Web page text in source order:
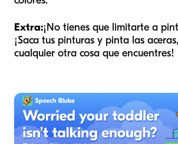
Extra:¡No tienes que limitarte a
¡Saca tus pinturas y pinta las
cualquier otra cosa que encuentres!